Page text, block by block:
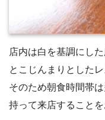
店内は白を基調にし
とこじんまりとしたレ
そのため朝食時間帯
持って来店することを